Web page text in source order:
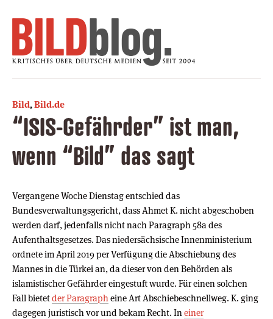
Bild,Bild.de
“ISIS-Gefährder” ist man,
wenn “Bild” das sagt
Vergangene Woche Dienstag entschied das
Bundesverwaltungsgericht, dass Ahmet K. nicht abgeschoben
werden darf, jedenfalls nicht nach Paragraph 58a des
Aufenthaltsgesetzes. Das niedersächsische Innenministerium
ordnete im April 2019 per Verfügung die Abschiebung des
Mannes in die Türkei an, da dieser von den Behörden als
islamistischer Gefährder eingestuft wurde. Für einen solchen
Fall bietetder Paragraph eine Art Abschiebeschnellweg. K. ging
dagegen juristisch vor und bekam Recht. In einer